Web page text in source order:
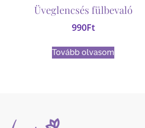
Üveglencsés fülbevaló
990Ft
Tovább olvasom